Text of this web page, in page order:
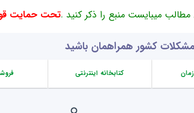
میبایست منبع را ذکر کنید .تحت حمایت
مشکلات کشور همراهمان باشید
کتابخانه اینترنتی